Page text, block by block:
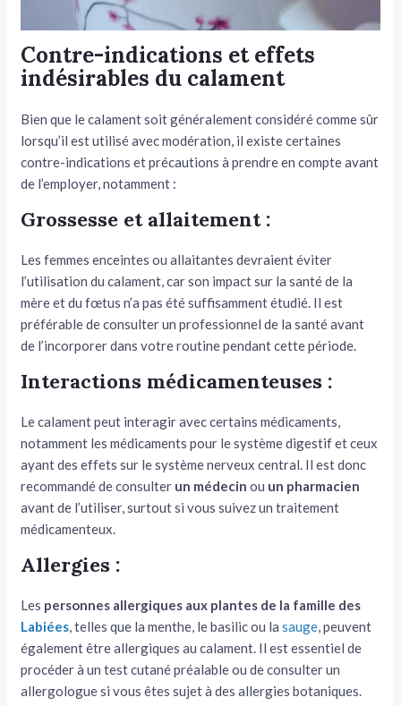
Contre-indications et effets
indésirables du calament
Bien que le calament soit généralement considéré comme sûr
lorsqu’il est utilisé avec modération, il existe certaines
contre-indications et précautions à prendre en compte avant
de l’employer, notamment :
Grossesse et allaitement :
Les femmes enceintes ou allaitantes devraient éviter
l’utilisation du calament, car son impact sur la santé de la
mère et du fœtus n’a pas été suffisamment étudié. Il est
préférable de consulter un professionnel de la santé avant
de l’incorporer dans votre routine pendant cette période.
Interactions médicamenteuses :
Le calament peut interagir avec certains médicaments,
notamment les médicaments pour le système digestif et ceux
ayant des effets sur le système nerveux central. Il est donc
recommandé de consulter un médecin ou un pharmacien
avant de l’utiliser, surtout si vous suivez un traitement
médicamenteux.
Allergies :
Les personnes allergiques aux plantes de la famille des
Labiées, telles que la menthe, le basilic ou lasauge, peuvent
également être allergiques au calament. Il est essentiel de
procéder à un test cutané préalable ou de consulter un
allergologue si vous êtes sujet à des allergies botaniques.